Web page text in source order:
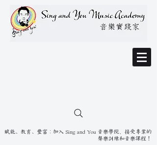
賦能、教育、豐富：加入 Sing and You 音樂學院，接受專業的
聲樂訓練和音樂課程！